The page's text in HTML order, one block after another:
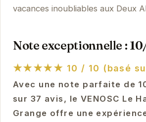
vacances inoubliables aux Deux
Note exceptionnelle :
★★★★★ 10 / 10 (basé
Avec une note parfaite de
sur 37 avis, le VENOSC Le
Grange offre une